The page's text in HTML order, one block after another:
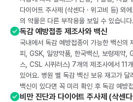
다이어트 주사제 (삭센다 · 위고비 등) 외
의 약물은 다른 부작용을 보일 수 있습니다.
독감 예방접종 제조사와 백신
국내에서 독감 예방접종이 가능한 백신의
피, GSK, 일양약품, 한국백신, 보령제약,
스, CSL 시퀴러스) 7개의 제조사에서 11
있어요. 병원 별 독감 백신 보유 재고가
백신이 있다면 꼭 미리 확인 후 독감 예방
비만 진단과 다이어트 주사제 (삭센다